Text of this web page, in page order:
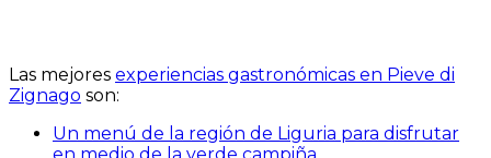
Las mejores experiencias gastronómicas en Pieve di
Zignago son:
Un menú de la región de Liguria para disfrutar
en medio de la verde campiña